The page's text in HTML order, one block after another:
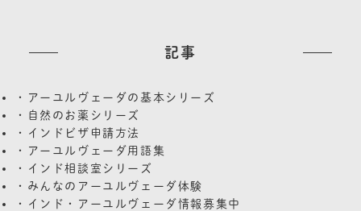
記事
・アーユルヴェーダの基本シリーズ
・自然のお薬シリーズ
・インドビザ申請方法
・アーユルヴェーダ用語集
・インド相談室シリーズ
・みんなのアーユルヴェーダ体験
・インド・アーユルヴェーダ情報募集中